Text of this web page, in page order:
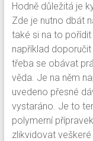
Hodně důležitá je
Zde je nutno dbát
také si na to
například doporučit
třeba se obávat
věda. Je na něm
uvedeno přesné
vystaráno. Je to
polymerní
zlikvidovat veškeré